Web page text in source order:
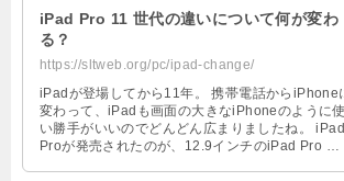
iPad Pro 11 世代の違いについて何が変わ
る？
https://sltweb.org/pc/ipad-change/
iPadが登場してから11年。 携帯電話からiPhone
変わって、iPadも画面の大きなiPhoneのように使
い勝手がいいのでどんどん広まりましたね。 iPad
Proが発売されたのが、12.9インチのiPad Pro …